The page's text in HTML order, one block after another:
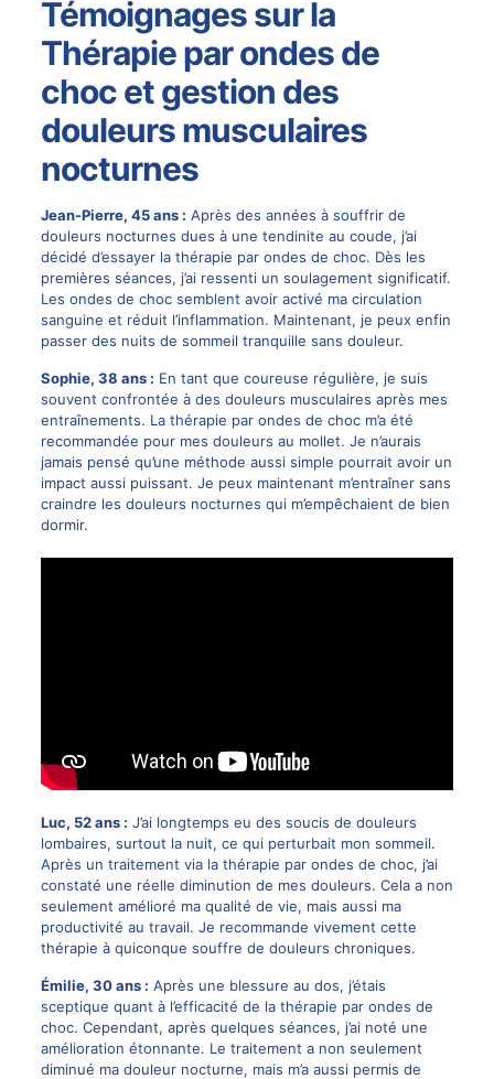
Témoignages sur la
Thérapie par ondes de
choc et gestion des
douleurs musculaires
nocturnes
Jean-Pierre, 45 ans : Après des années à souffrir de
douleurs nocturnes dues à une tendinite au coude, j’ai
décidé d’essayer la thérapie par ondes de choc. Dès les
premières séances, j’ai ressenti un soulagement significatif.
Les ondes de choc semblent avoir activé ma circulation
sanguine et réduit l’inflammation. Maintenant, je peux enfin
passer des nuits de sommeil tranquille sans douleur.
Sophie, 38 ans : En tant que coureuse régulière, je suis
souvent confrontée à des douleurs musculaires après mes
entraînements. La thérapie par ondes de choc m’a été
recommandée pour mes douleurs au mollet. Je n’aurais
jamais pensé qu’une méthode aussi simple pourrait avoir un
impact aussi puissant. Je peux maintenant m’entraîner sans
craindre les douleurs nocturnes qui m’empêchaient de bien
dormir.
Luc, 52 ans : J’ai longtemps eu des soucis de douleurs
lombaires, surtout la nuit, ce qui perturbait mon sommeil.
Après un traitement via la thérapie par ondes de choc, j’ai
constaté une réelle diminution de mes douleurs. Cela a non
seulement amélioré ma qualité de vie, mais aussi ma
productivité au travail. Je recommande vivement cette
thérapie à quiconque souffre de douleurs chroniques.
Émilie, 30 ans : Après une blessure au dos, j’étais
sceptique quant à l’efficacité de la thérapie par ondes de
choc. Cependant, après quelques séances, j’ai noté une
amélioration étonnante. Le traitement a non seulement
diminué ma douleur nocturne, mais m’a aussi permis de